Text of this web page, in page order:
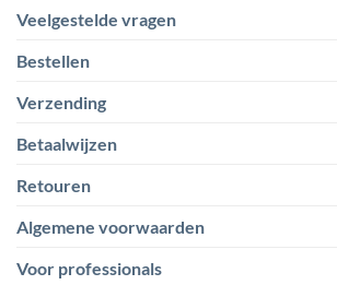
Veelgestelde vragen
Bestellen
Verzending
Betaalwijzen
Retouren
Algemene voorwaarden
Voor professionals